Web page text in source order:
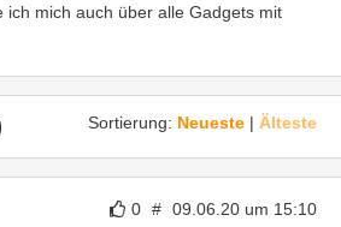
ich mich auch über alle Gadgets mit
Sortierung: Neueste | Älteste
0 # 09.06.20 um 15:10